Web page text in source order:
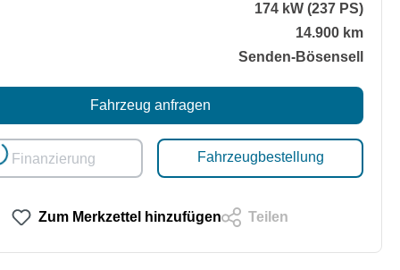
174 kW (237 PS)
14.900 km
Senden-Bösensell
Fahrzeug anfragen
Finanzierung Fahrzeugbestellung
Zum Merkzettel hinzufügen Teilen